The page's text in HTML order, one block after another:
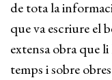
de tota la
que va escriure el
extensa obra que
temps i sobre